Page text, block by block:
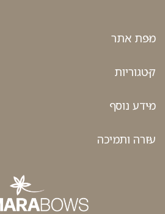
מפת אתר
קטגוריות
מידע נוסף
עזרה ותמיכה